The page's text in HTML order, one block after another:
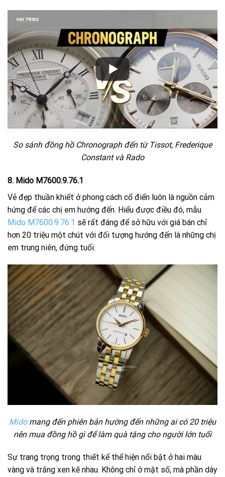
So sánh đồng hồ Chronograph đến từ Tissot, Frederique
Constant và Rado
8. Mido M7600.9.76.1
Vẻ đẹp thuần khiết ở phong cách cổ điển luôn là nguồn cảm
hứng để các chị em hướng đến. Hiểu được điều đó, mẫu
Mido M7600.9.76.1 sẽ rất đáng để sở hữu với giá bán chỉ
hơn 20 triệu một chút với đối tượng hướng đến là những chị
em trung niên, đứng tuổi.
Midomang đến phiên bản hướng đến những ai có 20 triệu
nên mua đồng hồ gì để làm quà tặng cho người lớn tuổi
Sự trang trọng trong thiết kế thể hiện nổi bật ở hai màu
vàng và trắng xen kẽ nhau. Không chỉ ở mặt số, mà phần dây